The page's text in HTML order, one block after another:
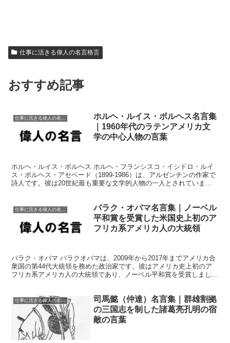
仕事に活きる偉人の名言格言
おすすめ記事
ホルヘ・ルイス・ボルヘス名言集
｜1960年代のラテンアメリカ文
学の中心人物の言葉
ホルヘ・ルイス・ボルヘス ホルヘ・フランシスコ・イシドロ・ルイ
ス・ボルヘス・アセベード（1899-1986）は、アルゼンチンの作家で
詩人です。彼は20世紀最も重要な文学的人物の一人とされていま
バラク・オバマ名言集｜ノーベル
平和賞を受賞した米国史上初のア
フリカ系アメリカ人の大統領
バラク・オバマ バラクオバマは、2009年から2017年までアメリカ合
衆国の第44代大統領を務めた政治家です。彼はアメリカ史上初のア
フリカ系アメリカ人の大統領であり、ノーベル平和賞を受賞しまし
仕事に活きる偉人の名言格言
司馬懿（仲達）名言集｜群雄割拠
の三国志を制した諸葛亮孔明の宿
敵の言葉